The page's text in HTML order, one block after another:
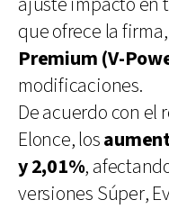
que ofrece la
Premium (V-
modificaciones.
De acuerdo con el
Elonce, los
y 2,01%,
versiones Súper,